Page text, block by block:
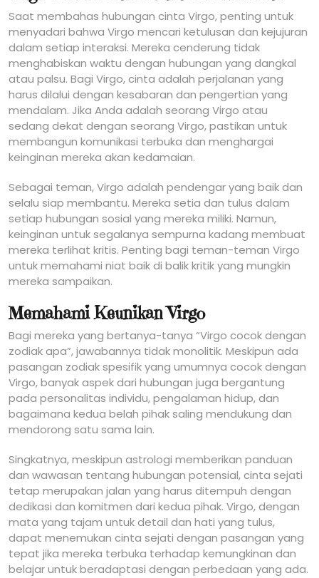
Saat membahas hubungan cinta Virgo, penting untuk
menyadari bahwa Virgo mencari ketulusan dan kejujuran
dalam setiap interaksi. Mereka cenderung tidak
menghabiskan waktu dengan hubungan yang dangkal
atau palsu. Bagi Virgo, cinta adalah perjalanan yang
harus dilalui dengan kesabaran dan pengertian yang
mendalam. Jika Anda adalah seorang Virgo atau
sedang dekat dengan seorang Virgo, pastikan untuk
membangun komunikasi terbuka dan menghargai
keinginan mereka akan kedamaian.
Sebagai teman, Virgo adalah pendengar yang baik dan
selalu siap membantu. Mereka setia dan tulus dalam
setiap hubungan sosial yang mereka miliki. Namun,
keinginan untuk segalanya sempurna kadang membuat
mereka terlihat kritis. Penting bagi teman-teman Virgo
untuk memahami niat baik di balik kritik yang mungkin
mereka sampaikan.
Memahami Keunikan Virgo
Bagi mereka yang bertanya-tanya “Virgo cocok dengan
zodiak apa”, jawabannya tidak monolitik. Meskipun ada
pasangan zodiak spesifik yang umumnya cocok dengan
Virgo, banyak aspek dari hubungan juga bergantung
pada personalitas individu, pengalaman hidup, dan
bagaimana kedua belah pihak saling mendukung dan
mendorong satu sama lain.
Singkatnya, meskipun astrologi memberikan panduan
dan wawasan tentang hubungan potensial, cinta sejati
tetap merupakan jalan yang harus ditempuh dengan
dedikasi dan komitmen dari kedua pihak. Virgo, dengan
mata yang tajam untuk detail dan hati yang tulus,
dapat menemukan cinta sejati dengan pasangan yang
tepat jika mereka terbuka terhadap kemungkinan dan
belajar untuk beradaptasi dengan perbedaan yang ada.